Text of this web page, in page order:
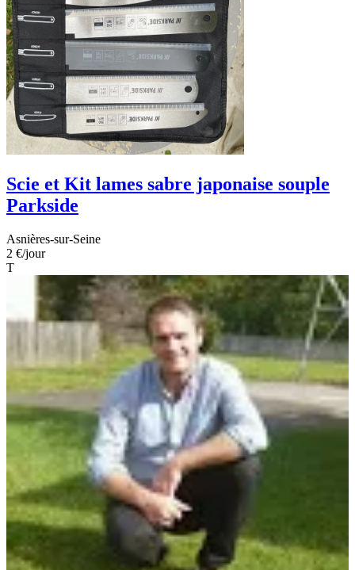
Scie et Kit lames sabre japonaise souple
Parkside
Asnières-sur-Seine
2 €/jour
T